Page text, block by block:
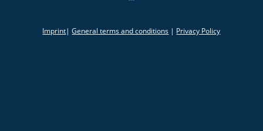
Imprint|General terms and conditions | Privacy Policy